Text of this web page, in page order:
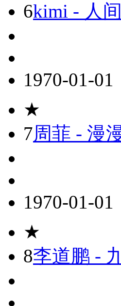
6kimi - 人
1970-01-01
★
7周菲 - 漫
1970-01-01
★
8李道鹏 -